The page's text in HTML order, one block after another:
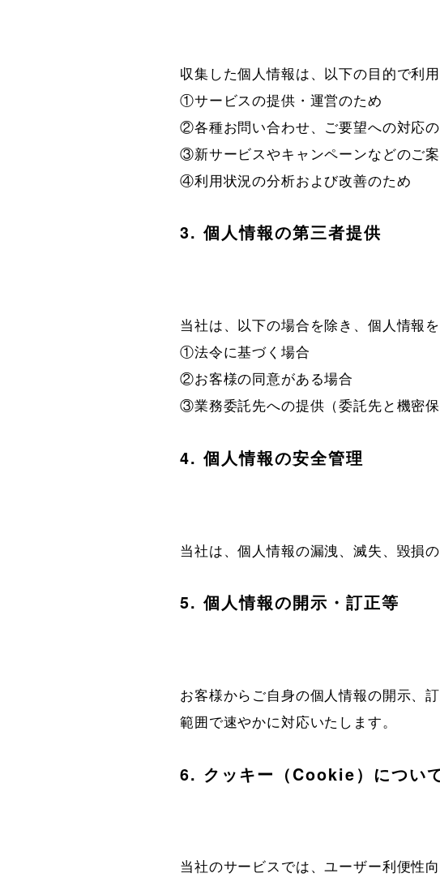
収集した個人情報は、以下の目的で利用
①サービスの提供・運営のため
②各種お問い合わせ、ご要望への対応
③新サービスやキャンペーンなどのご
④利用状況の分析および改善のため
3. 個人情報の第三者提供
当社は、以下の場合を除き、個人情報
①法令に基づく場合
②お客様の同意がある場合
③業務委託先への提供（委託先と機密
4. 個人情報の安全管理
当社は、個人情報の漏洩、滅失、毀損
5. 個人情報の開示・訂正等
お客様からご自身の個人情報の開示、
範囲で速やかに対応いたします。
6. クッキー（Cookie）につい
当社のサービスでは、ユーザー利便性